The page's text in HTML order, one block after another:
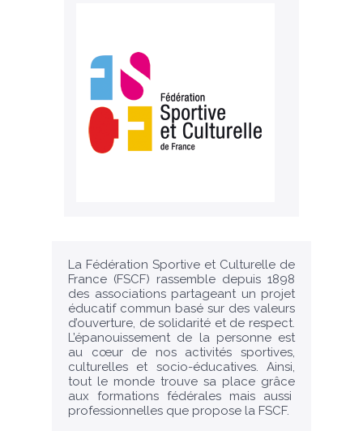
La Fédération Sportive et Culturelle de
France (FSCF) rassemble depuis 1898
des associations partageant un projet
éducatif commun basé sur des valeurs
d’ouverture, de solidarité et de respect.
L’épanouissement de la personne est
au cœur de nos activités sportives,
culturelles et socio-éducatives. Ainsi,
tout le monde trouve sa place grâce
aux formations fédérales mais aussi
professionnelles que propose la FSCF.